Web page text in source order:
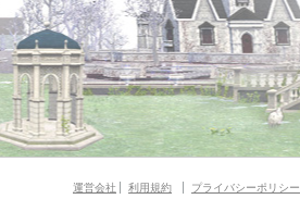
運営会社 利用規約 プライバシーポリシー